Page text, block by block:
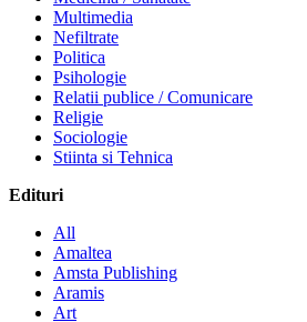
Multimedia
Nefiltrate
Politica
Psihologie
Relatii publice / Comunicare
Religie
Sociologie
Stiinta si Tehnica
Edituri
All
Amaltea
Amsta Publishing
Aramis
Art